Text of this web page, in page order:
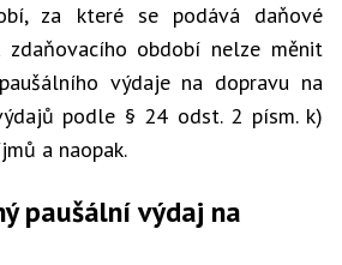
za které se podává daňové
zdaňovacího období nelze měnit
výdaje na dopravu na
podle § 24 odst. 2 písm. k)
a naopak.
paušální výdaj na